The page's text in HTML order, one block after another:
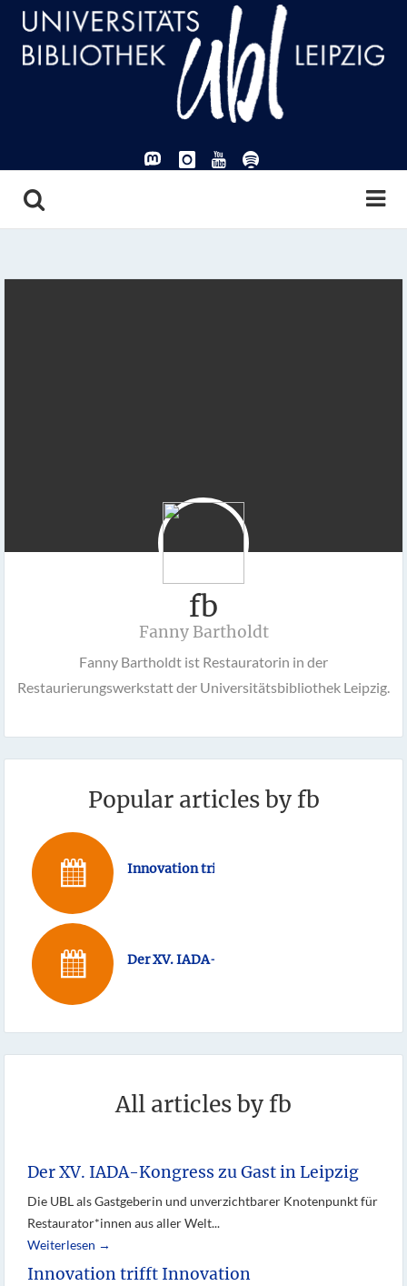
fb
Fanny Bartholdt
Fanny Bartholdt ist Restauratorin in der
Restaurierungswerkstatt der Universitätsbibliothek Leipzig.
Popular articles by fb
Innovation trifft Innovation
Der XV. IADA-Kongress zu Gast in Leipzig
All articles by fb
Der XV. IADA-Kongress zu Gast in Leipzig
Die UBL als Gastgeberin und unverzichtbarer Knotenpunkt für
Restaurator*innen aus aller Welt...
Weiterlesen →
Innovation trifft Innovation